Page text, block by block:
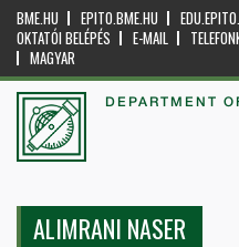
BME.HU EPITO.BME.HU
OKTATÓI BELÉPÉS
E-MAIL
MAGYAR
DEPARTMENT
ALIMRANI NASER